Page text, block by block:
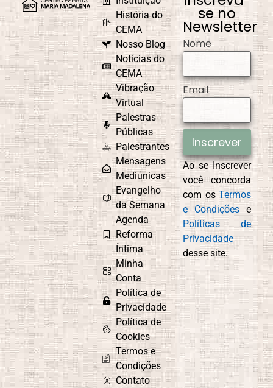
Causa e Efeito
Celebrações e
Comemorações
CEMAD
Combate ao
Egoísmo
Compaixão
Conexão com
Deus
Controle
Emocional
Cordel
Espírita
Culto do
Evangelho no
Lar
Curiosidade e
Aprendizado
História do
CEMA
Nosso Blog
Notícias do
CEMA
Vibração
Virtual
Palestras
Públicas
Palestrantes
Mensagens
Mediúnicas
Evangelho
da Semana
Agenda
Reforma
Íntima
Minha
Conta
Política de
Privacidade
Política de
Cookies
Termos e
Condições
Contato
se no
Newsletter
Nome
Email
Inscrever
Ao se Inscrever
você concorda
com osTermos
e Condições e
Políticas de
Privacidade
desse site.